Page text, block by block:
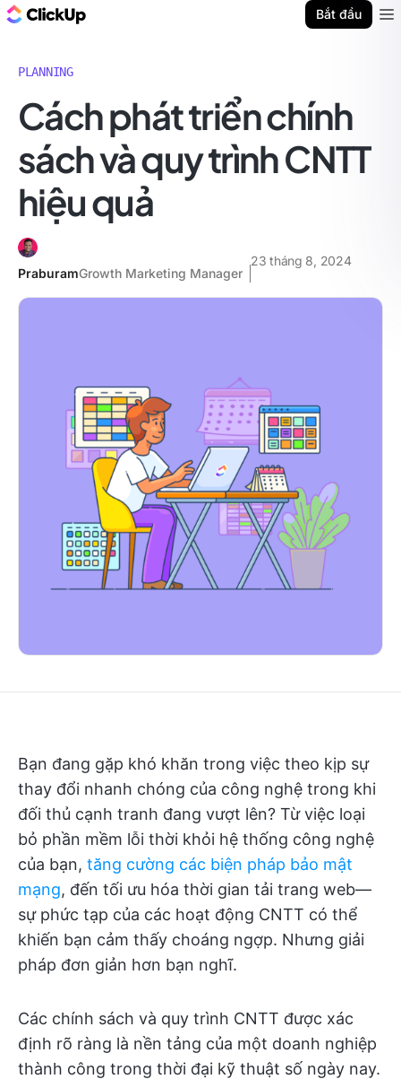
Bắt đầu
PLANNING
Cách phát triển chính
sách và quy trình CNTT
hiệu quả
PraburamGrowth Marketing Manager
23 tháng 8, 2024
Bạn đang gặp khó khăn trong việc theo kịp sự
thay đổi nhanh chóng của công nghệ trong khi
đối thủ cạnh tranh đang vượt lên? Từ việc loại
bỏ phần mềm lỗi thời khỏi hệ thống công nghệ
của bạn, tăng cường các biện pháp bảo mật
mạng, đến tối ưu hóa thời gian tải trang web—
sự phức tạp của các hoạt động CNTT có thể
khiến bạn cảm thấy choáng ngợp. Nhưng giải
pháp đơn giản hơn bạn nghĩ.
Các chính sách và quy trình CNTT được xác
định rõ ràng là nền tảng của một doanh nghiệp
thành công trong thời đại kỹ thuật số ngày nay.